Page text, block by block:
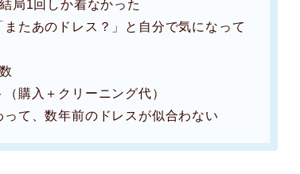
局1回しか着なかった
たあのドレス？」と自分で気になって
購入＋クリーニング代）
て、数年前のドレスが似合わない